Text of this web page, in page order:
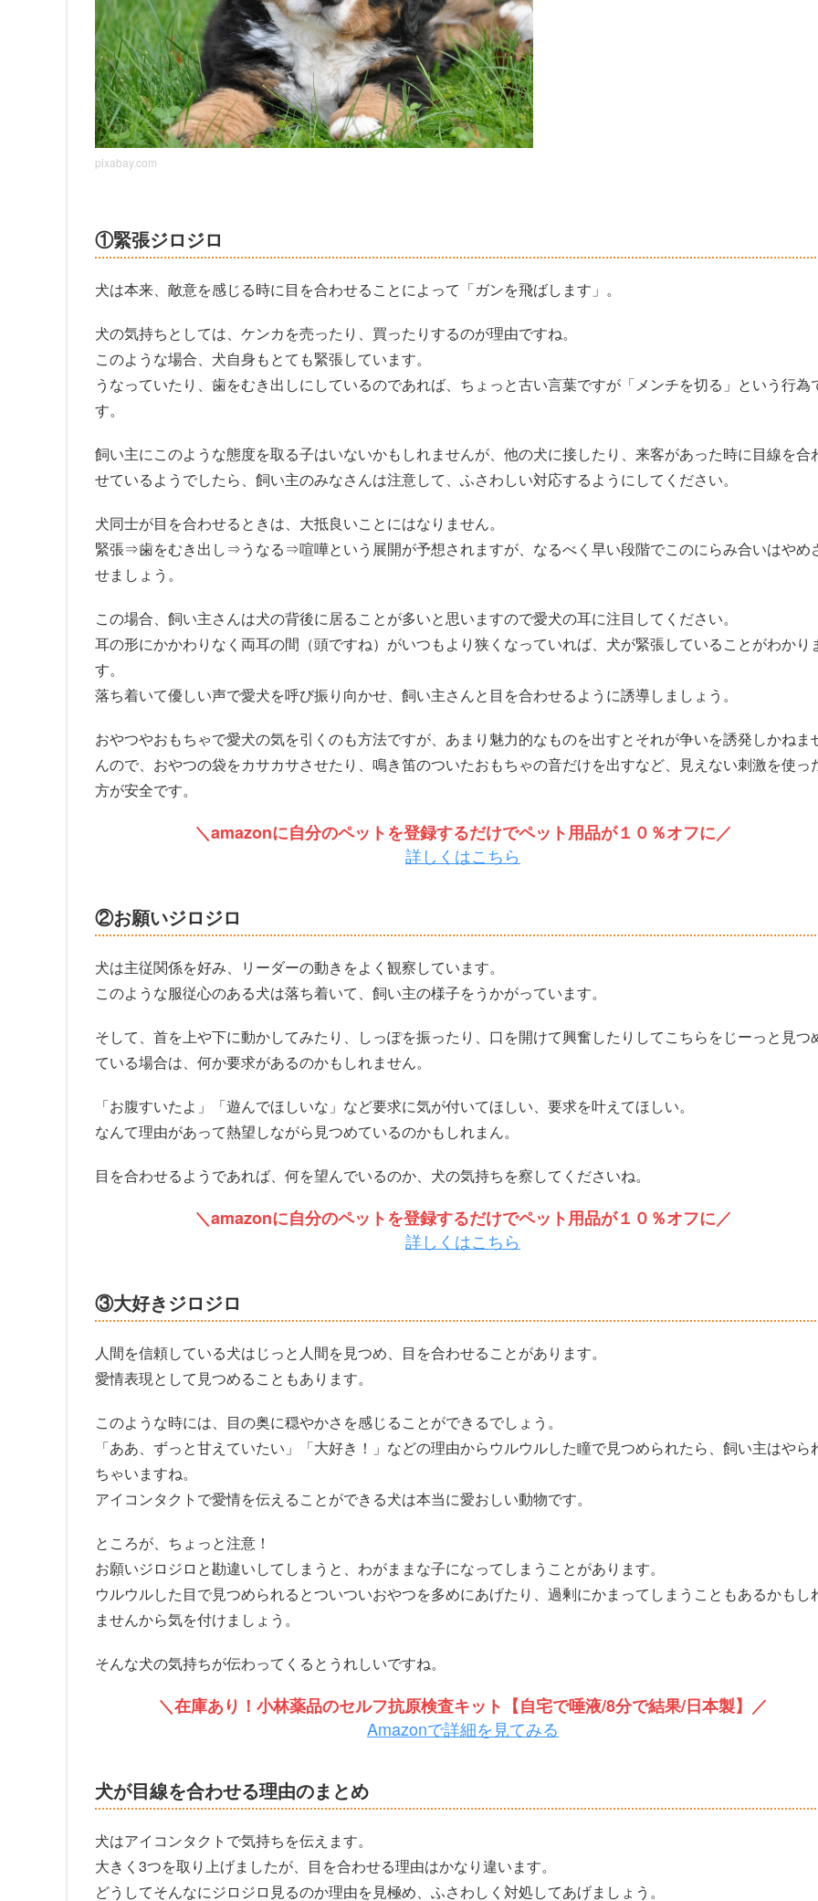
pixabay.com
①緊張ジロジロ
犬は本来、敵意を感じる時に目を合わせることによって「ガンを飛ばします」。
犬の気持ちとしては、ケンカを売ったり、買ったりするのが理由ですね。
このような場合、犬自身もとても緊張しています。
うなっていたり、歯をむき出しにしているのであれば、ちょっと古い言葉ですが「メンチを切る」という行為
す。
飼い主にこのような態度を取る子はいないかもしれませんが、他の犬に接したり、来客があった時に目線を合
せているようでしたら、飼い主のみなさんは注意して、ふさわしい対応するようにしてください。
犬同士が目を合わせるときは、大抵良いことにはなりません。
緊張⇒歯をむき出し⇒うなる⇒喧嘩という展開が予想されますが、なるべく早い段階でこのにらみ合いはやめ
せましょう。
この場合、飼い主さんは犬の背後に居ることが多いと思いますので愛犬の耳に注目してください。
耳の形にかかわりなく両耳の間（頭ですね）がいつもより狭くなっていれば、犬が緊張していることがわかり
す。
落ち着いて優しい声で愛犬を呼び振り向かせ、飼い主さんと目を合わせるように誘導しましょう。
おやつやおもちゃで愛犬の気を引くのも方法ですが、あまり魅力的なものを出すとそれが争いを誘発しかねま
んので、おやつの袋をカサカサさせたり、鳴き笛のついたおもちゃの音だけを出すなど、見えない刺激を使っ
方が安全です。
＼amazonに自分のペットを登録するだけでペット用品が１０％オフに／
詳しくはこちら
②お願いジロジロ
犬は主従関係を好み、リーダーの動きをよく観察しています。
このような服従心のある犬は落ち着いて、飼い主の様子をうかがっています。
そして、首を上や下に動かしてみたり、しっぽを振ったり、口を開けて興奮したりしてこちらをじーっと見つ
ている場合は、何か要求があるのかもしれません。
「お腹すいたよ」「遊んでほしいな」など要求に気が付いてほしい、要求を叶えてほしい。
なんて理由があって熱望しながら見つめているのかもしれまん。
目を合わせるようであれば、何を望んでいるのか、犬の気持ちを察してくださいね。
＼amazonに自分のペットを登録するだけでペット用品が１０％オフに／
詳しくはこちら
③大好きジロジロ
人間を信頼している犬はじっと人間を見つめ、目を合わせることがあります。
愛情表現として見つめることもあります。
このような時には、目の奥に穏やかさを感じることができるでしょう。
「ああ、ずっと甘えていたい」「大好き！」などの理由からウルウルした瞳で見つめられたら、飼い主はやら
ちゃいますね。
アイコンタクトで愛情を伝えることができる犬は本当に愛おしい動物です。
ところが、ちょっと注意！
お願いジロジロと勘違いしてしまうと、わがままな子になってしまうことがあります。
ウルウルした目で見つめられるとついついおやつを多めにあげたり、過剰にかまってしまうこともあるかもし
ませんから気を付けましょう。
そんな犬の気持ちが伝わってくるとうれしいですね。
＼在庫あり！小林薬品のセルフ抗原検査キット【自宅で唾液/8分で結果/日本製】／
Amazonで詳細を見てみる
犬が目線を合わせる理由のまとめ
犬はアイコンタクトで気持ちを伝えます。
大きく3つを取り上げましたが、目を合わせる理由はかなり違います。
どうしてそんなにジロジロ見るのか理由を見極め、ふさわしく対処してあげましょう。